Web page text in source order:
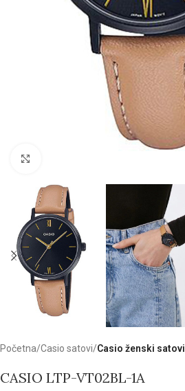
Početna Casio satovi Casio ženski satovi
CASIO LTP-VT02BL-1A